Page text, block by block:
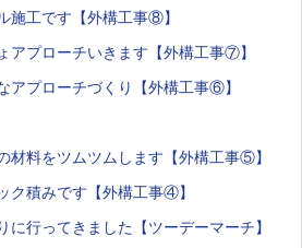
施工です【外構工事⑧】
アプローチいきます【外構工事⑦】
アプローチづくり【外構工事⑥】
材料をツムツムします【外構工事⑤】
ク積みです【外構工事④】
に行ってきました【ツーデーマーチ】